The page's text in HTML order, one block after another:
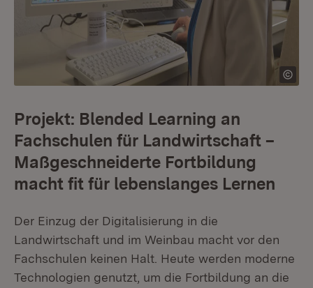
Projekt: Blended Learning an
Fachschulen für Landwirtschaft –
Maßgeschneiderte Fortbildung
macht fit für lebenslanges Lernen
Der Einzug der Digitalisierung in die
Landwirtschaft und im Weinbau macht vor den
Fachschulen keinen Halt. Heute werden moderne
Technologien genutzt, um die Fortbildung an die